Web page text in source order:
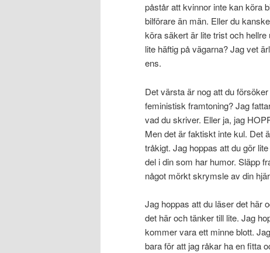
påstår att kvinnor inte kan köra
bilförare än män. Eller du
köra säkert är lite trist och
lite häftig på vägarna? Jag vet
ens.
Det värsta är nog att du
feministisk framtoning? Jag
vad du skriver. Eller ja, jag
Men det är faktiskt inte kul. Det
tråkigt. Jag hoppas att du gör
del i din som har humor. Släpp
något mörkt skrymsle av din
Jag hoppas att du läser det här
det här och tänker till lite. Jag
kommer vara ett minne blott.
bara för att jag råkar ha en fitta